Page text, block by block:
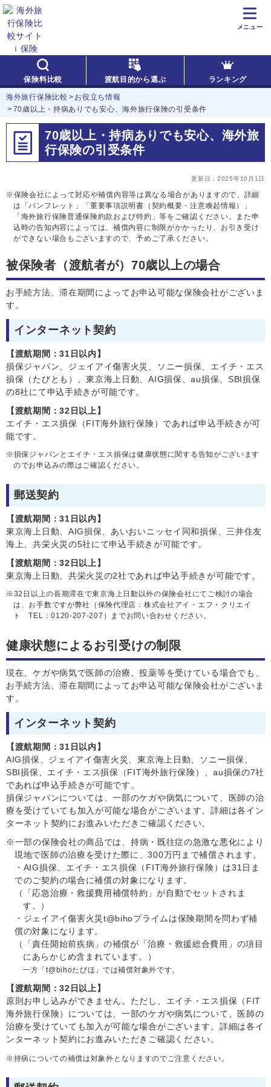
メニュー
保険料比較 渡航目的から選ぶ ランキング
海外旅行保険比較
お役立ち情報
70歳以上・持病ありでも安心、海外旅行保険の引受条件
70歳以上・持病ありでも安心、 海外旅
行保険の引受条件
更新日： 2025年10月1日
保険会社によって対応や補償内容等は異なる場合がありますので、詳細
は「パンフレット」「重要事項説明書（契約概要・注意喚起情報）」
「海外旅行保険普通保険約款および特約」等をご確認ください。また申
込時の告知内容によっては、補償内容に制限がかかったり、お引き受け
ができない場合もございますので、予めご了承ください。
被保険者（渡航者が）70歳以上の場合
お手続方法、滞在期間によってお申込可能な保険会社がございま
す。
インターネット契約
【渡航期間：31日以内】
損保ジャパン、ジェイアイ傷害火災、ソニー損保、エイチ・エス
損保（たびとも）、東京海上日動、AIG損保、au損保、SBI損保
の8社にて申込手続きが可能です。
【渡航期間：32日以上】
エイチ・エス損保（FIT海外旅行保険）であれば申込手続きが可
能です。
損保ジャパンとエイチ・エス損保は健康状態に関する告知がございます
のでお申込みの際はご確認ください。
郵送契約
【渡航期間：31日以内】
東京海上日動、AIG損保、あいおいニッセイ同和損保、三井住友
海上、共栄火災の5社にて申込手続きが可能です。
【渡航期間：32日以上】
東京海上日動、共栄火災の2社であれば申込手続きが可能です。
32日以上の長期滞在で東京海上日動以外の保険会社にてご検討の場合
は、お手数ですが弊社（保険代理店：株式会社アイ・エフ・クリエイ
ト TEL：0120-207-207）までお問い合わせください。
健康状態によるお引受けの制限
現在、ケガや病気で医師の治療、投薬等を受けている場合でも、
お手続方法、滞在期間によってお申込可能な保険会社がございま
す。
インターネット契約
【渡航期間：31日以内】
AIG損保、ジェイアイ傷害火災、東京海上日動、ソニー損保、
SBI損保、エイチ・エス損保（FIT海外旅行保険）、au損保の7社
であれば申込手続きが可能です。
損保ジャパンについては、一部のケガや病気について、医師の治
療を受けていても加入が可能な場合がございます。詳細は各イン
ターネット契約にお進みいただきご確認ください。
一部の保険会社の商品では、持病・既往症の急激な悪化により
現地で医師の治療を受けた際に、300万円まで補償されます。
・AIG損保、エイチ・エス損保（FIT海外旅行保険）は31日ま
でのご契約の場合に補償の対象になります。
（「応急治療・救援費用補償特約」が自動でセットされま
す。）
・ジェイアイ傷害火災t@bihoプライムは保険期間を問わず補
償の対象になります。
（「責任開始前疾病」の補償が「治療・救援総合費用」の項目
にあらかじめ含まれています。）
一方「t@bihoたびほ」では補償対象外です。
【渡航期間：32日以上】
原則お申し込みができません。ただし、エイチ・エス損保（FIT
海外旅行保険）については、一部のケガや病気について、医師の
治療を受けていても加入が可能な場合がございます。詳細は各イ
ンターネット契約にお進みいただきご確認ください。
持病についての補償は対象外となりますのでご注意ください。